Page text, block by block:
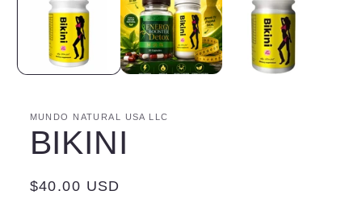
MUNDO NATURAL USA LLC
BIKINI
Regular
$40.00 USD